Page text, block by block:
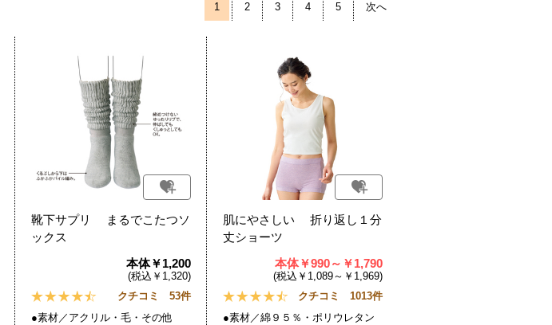
1 2 3 4 5 次へ
靴下サプリ まるでこたつソ
ックス
本体￥1,200
(税込￥1,320)
クチコミ 53件
●素材／アクリル・毛・その他
肌にやさしい 折り返し１分
丈ショーツ
本体￥990～￥1,790
(税込￥1,089～￥1,969)
クチコミ 1013件
●素材／綿９５％・ポリウレタン